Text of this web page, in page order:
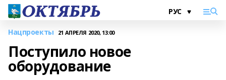
Нацпроекты 21 АПРЕЛЯ 2020, 13:00
Поступило новое
оборудование